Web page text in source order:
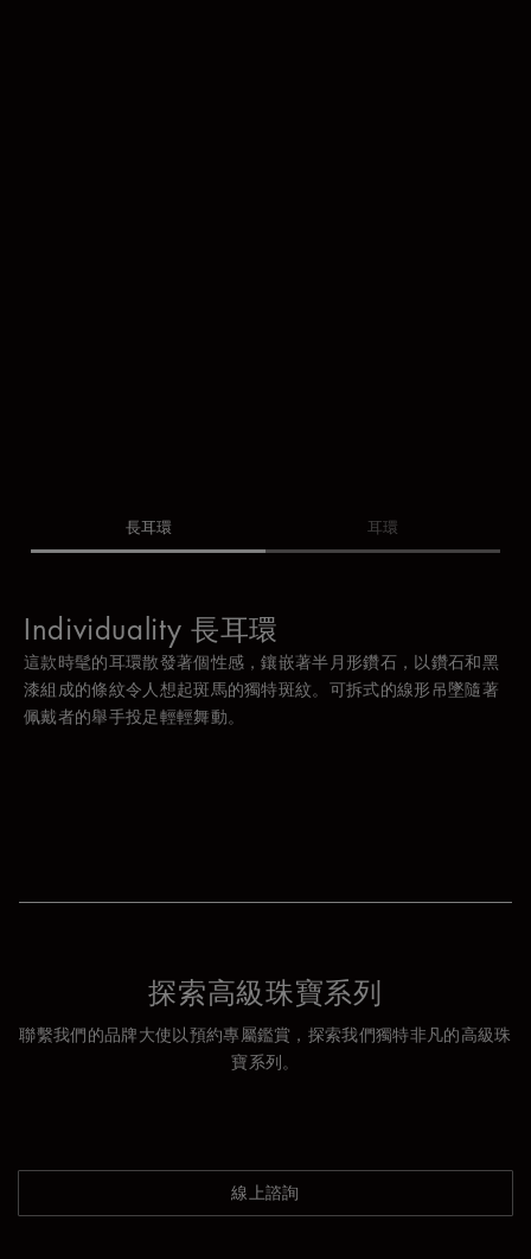
Individuality 長耳環
這款時髦的耳環散發著個性感，鑲嵌著半月形鑽石，以鑽石和黑
漆組成的條紋令人想起斑馬的獨特斑紋。可拆式的線形吊墜隨著
佩戴者的舉手投足輕輕舞動。
Individuality 長耳環
散發著幾何魅力，飾有黑漆和鑽石的吊墜在耳環上優雅搖曳。吊
墜可以取下，使耳環變為個性十足的耳釘。
長耳環 耳環
探索高級珠寶系列
聯繫我們的品牌大使以預約專屬鑑賞，探索我們獨特非凡的高級珠
寶系列。
線上諮詢